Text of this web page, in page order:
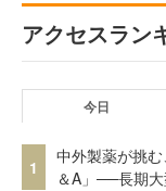
アクセスラン
今日
1
中外製薬が挑
＆A」──長期